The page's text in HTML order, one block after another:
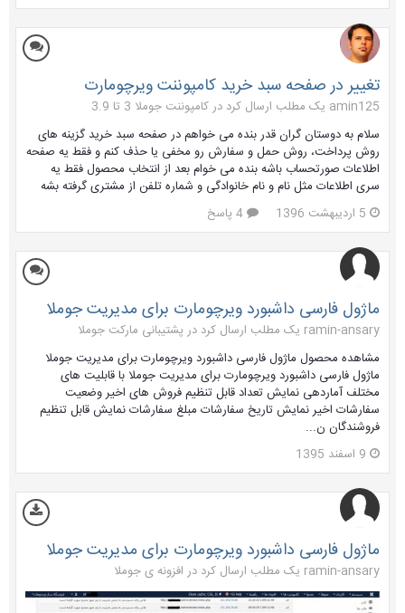
تغییر در صفحه سبد خرید کامپوننت ویرچومارت
amin125 یک مطلب ارسال کرد در
کامپوننت جوملا 3 تا 3.9
سلام به دوستان گران قدر بنده می خواهم در صفحه سبد خرید گزینه های
روش پرداخت، روش حمل و سفارش رو مخفی یا حذف کنم و فقط یه صفحه
اطلاعات صورتحساب باشه بنده می خوام بعد از انتخاب محصول فقط یه
سری اطلاعات مثل نام و نام خانوادگی و شماره تلفن از مشتری گرفته بشه
5 اردیبهشت 1396
ماژول فارسی داشبورد ویرچومارت برای مدیریت جوملا
ramin-ansary یک مطلب ارسال کرد در
پشتیبانی مارکت جوملا
مشاهده محصول ماژول فارسی داشبورد ویرچومارت برای مدیریت جوملا
ماژول فارسی داشبورد ویرچومارت برای مدیریت جوملا با قابلیت های
مختلف آماردهی نمایش تعداد قابل تنظیم فروش های اخیر وضعیت
سفارشات اخیر نمایش تاریخ سفارشات مبلغ سفارشات نمایش قابل تنظیم
فروشندگان ن...
9 اسفند 1395
ماژول فارسی داشبورد ویرچومارت برای مدیریت جوملا
ramin-ansary یک مطلب ارسال کرد در افزونه ی جوملا